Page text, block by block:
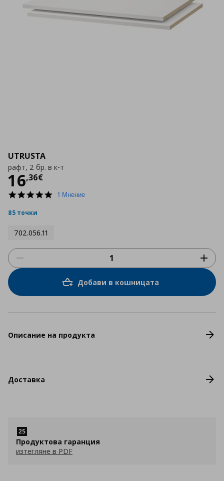
UTRUSTA
рафт, 2 бр. в к-т
16,36€
Цена
5.01 Мнение
85 точки
702.056.11
Добави в кошницата
Описание на продукта
Доставка
Продуктова гаранция
изтегляне в PDF